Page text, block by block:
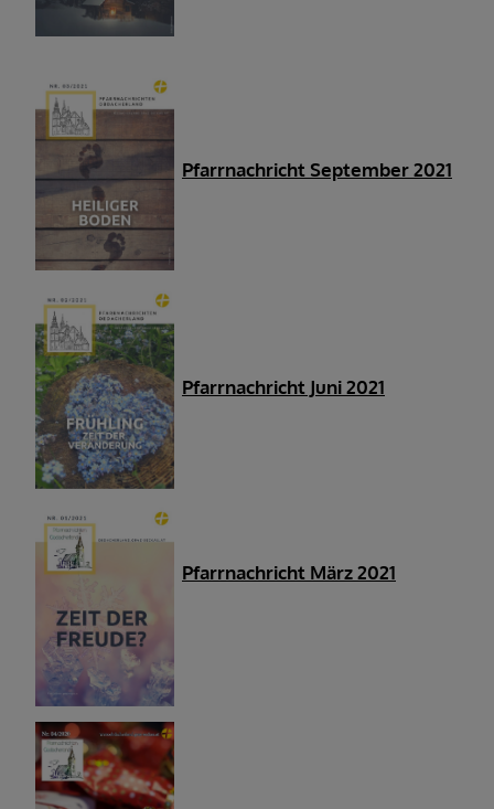
Pfarrnachricht September 2021
Pfarrnachricht Juni 2021
Pfarrnachricht März 2021